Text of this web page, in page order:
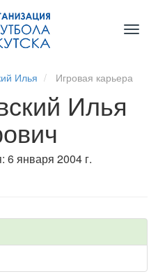
Илья Игровая карьера
Илья
6 января 2004 г.